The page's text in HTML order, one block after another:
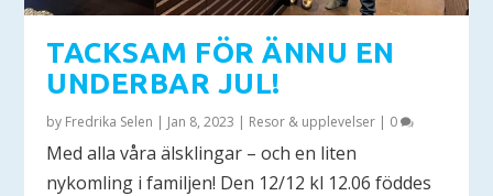
TACKSAM FÖR ÄNNU EN
UNDERBAR JUL!
by Fredrika Selen | Jan 8, 2023 | Resor & upplevelser | 0
Med alla våra älsklingar – och en liten
nykomling i familjen! Den 12/12 kl 12.06 föddes